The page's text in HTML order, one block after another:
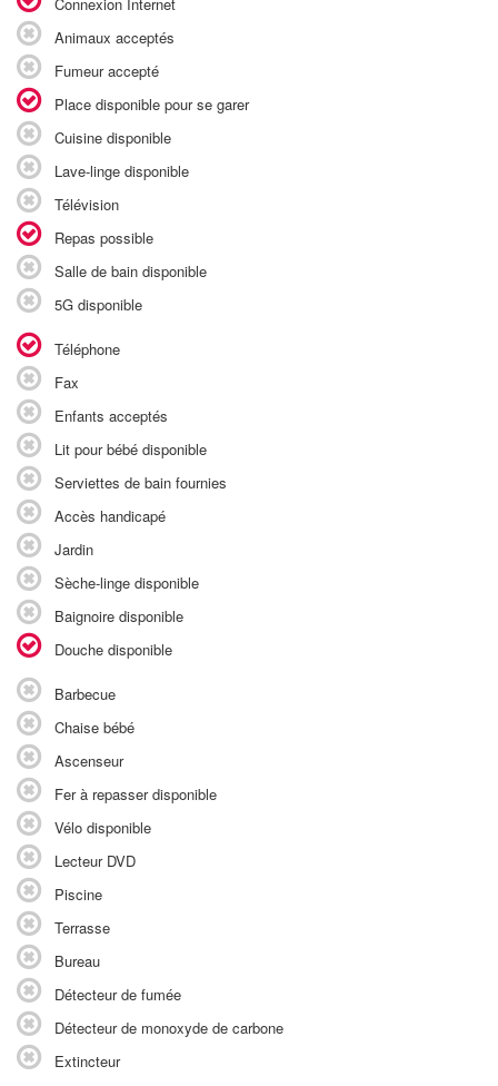
Animaux acceptés
Fumeur accepté
Place disponible pour se garer
Cuisine disponible
Lave-linge disponible
Télévision
Repas possible
Salle de bain disponible
5G disponible
Téléphone
Fax
Enfants acceptés
Lit pour bébé disponible
Serviettes de bain fournies
Accès handicapé
Jardin
Sèche-linge disponible
Baignoire disponible
Douche disponible
Barbecue
Chaise bébé
Ascenseur
Fer à repasser disponible
Vélo disponible
Lecteur DVD
Piscine
Terrasse
Bureau
Détecteur de fumée
Détecteur de monoxyde de carbone
Extincteur